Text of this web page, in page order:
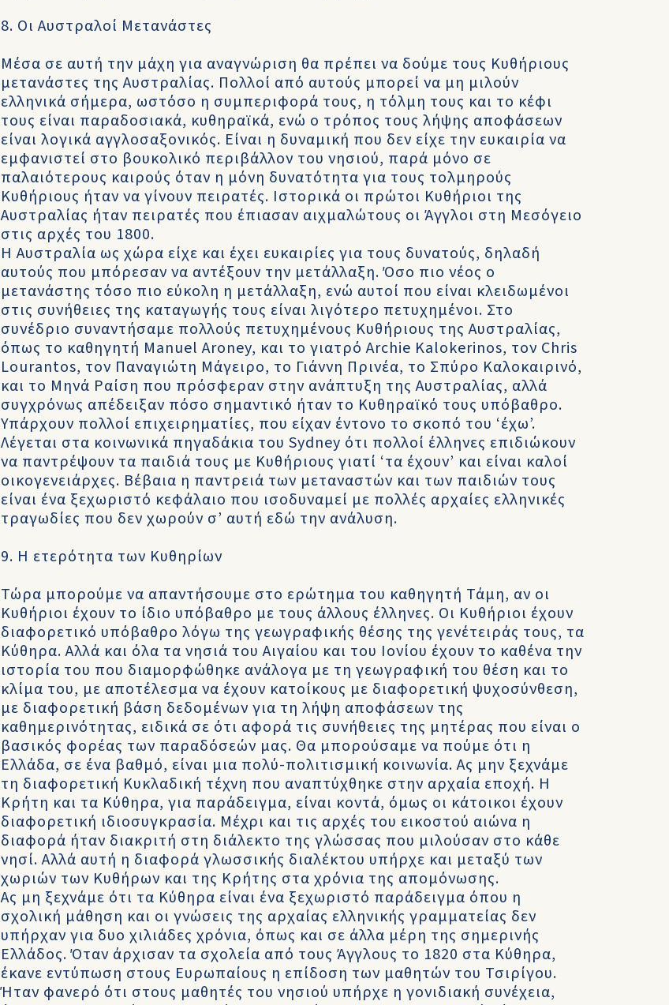
8. Οι Αυστραλοί Μετανάστες
Μέσα σε αυτή την μάχη για αναγνώριση θα πρέπει να δούμε τους Κυθήριους
μετανάστες της Αυστραλίας. Πολλοί από αυτούς μπορεί να μη μιλούν
ελληνικά σήμερα, ωστόσο η συμπεριφορά τους, η τόλμη τους και το κέφι
τους είναι παραδοσιακά, κυθηραϊκά, ενώ ο τρόπος τους λήψης αποφάσεων
είναι λογικά αγγλοσαξονικός. Είναι η δυναμική που δεν είχε την ευκαιρία να
εμφανιστεί στο βουκολικό περιβάλλον του νησιού, παρά μόνο σε
παλαιότερους καιρούς όταν η μόνη δυνατότητα για τους τολμηρούς
Κυθήριους ήταν να γίνουν πειρατές. Ιστορικά οι πρώτοι Κυθήριοι της
Αυστραλίας ήταν πειρατές που έπιασαν αιχμαλώτους οι Άγγλοι στη Μεσόγειο
στις αρχές του 1800.
Η Αυστραλία ως χώρα είχε και έχει ευκαιρίες για τους δυνατούς, δηλαδή
αυτούς που μπόρεσαν να αντέξουν την μετάλλαξη. Όσο πιο νέος ο
μετανάστης τόσο πιο εύκολη η μετάλλαξη, ενώ αυτοί που είναι κλειδωμένοι
στις συνήθειες της καταγωγής τους είναι λιγότερο πετυχημένοι. Στο
συνέδριο συναντήσαμε πολλούς πετυχημένους Κυθήριους της Αυστραλίας,
όπως το καθηγητή Manuel Aroney, και το γιατρό Archie Kalokerinos, τον Chris
Lourantos, τον Παναγιώτη Μάγειρο, το Γιάννη Πρινέα, το Σπύρο Καλοκαιρινό,
και το Μηνά Ραίση που πρόσφεραν στην ανάπτυξη της Αυστραλίας, αλλά
συγχρόνως απέδειξαν πόσο σημαντικό ήταν το Κυθηραϊκό τους υπόβαθρο.
Υπάρχουν πολλοί επιχειρηματίες, που είχαν έντονο το σκοπό του ‘έχω’.
Λέγεται στα κοινωνικά πηγαδάκια του Sydney ότι πολλοί έλληνες επιδιώκουν
να παντρέψουν τα παιδιά τους με Κυθήριους γιατί ‘τα έχουν’ και είναι καλοί
οικογενειάρχες. Βέβαια η παντρειά των μεταναστών και των παιδιών τους
είναι ένα ξεχωριστό κεφάλαιο που ισοδυναμεί με πολλές αρχαίες ελληνικές
τραγωδίες που δεν χωρούν σ’ αυτή εδώ την ανάλυση.
9. Η ετερότητα των Κυθηρίων
Τώρα μπορούμε να απαντήσουμε στο ερώτημα του καθηγητή Τάμη, αν οι
Κυθήριοι έχουν το ίδιο υπόβαθρο με τους άλλους έλληνες. Οι Κυθήριοι έχουν
διαφορετικό υπόβαθρο λόγω της γεωγραφικής θέσης της γενέτειράς τους, τα
Κύθηρα. Αλλά και όλα τα νησιά του Αιγαίου και του Ιονίου έχουν το καθένα την
ιστορία του που διαμορφώθηκε ανάλογα με τη γεωγραφική του θέση και το
κλίμα του, με αποτέλεσμα να έχουν κατοίκους με διαφορετική ψυχοσύνθεση,
με διαφορετική βάση δεδομένων για τη λήψη αποφάσεων της
καθημερινότητας, ειδικά σε ότι αφορά τις συνήθειες της μητέρας που είναι ο
βασικός φορέας των παραδόσεών μας. Θα μπορούσαμε να πούμε ότι η
Ελλάδα, σε ένα βαθμό, είναι μια πολύ-πολιτισμική κοινωνία. Ας μην ξεχνάμε
τη διαφορετική Κυκλαδική τέχνη που αναπτύχθηκε στην αρχαία εποχή. Η
Κρήτη και τα Κύθηρα, για παράδειγμα, είναι κοντά, όμως οι κάτοικοι έχουν
διαφορετική ιδιοσυγκρασία. Μέχρι και τις αρχές του εικοστού αιώνα η
διαφορά ήταν διακριτή στη διάλεκτο της γλώσσας που μιλούσαν στο κάθε
νησί. Αλλά αυτή η διαφορά γλωσσικής διαλέκτου υπήρχε και μεταξύ των
χωριών των Κυθήρων και της Κρήτης στα χρόνια της απομόνωσης.
Ας μη ξεχνάμε ότι τα Κύθηρα είναι ένα ξεχωριστό παράδειγμα όπου η
σχολική μάθηση και οι γνώσεις της αρχαίας ελληνικής γραμματείας δεν
υπήρχαν για δυο χιλιάδες χρόνια, όπως και σε άλλα μέρη της σημερινής
Ελλάδος. Όταν άρχισαν τα σχολεία από τους Άγγλους το 1820 στα Κύθηρα,
έκανε εντύπωση στους Ευρωπαίους η επίδοση των μαθητών του Τσιρίγου.
Ήταν φανερό ότι στους μαθητές του νησιού υπήρχε η γονιδιακή συνέχεια,